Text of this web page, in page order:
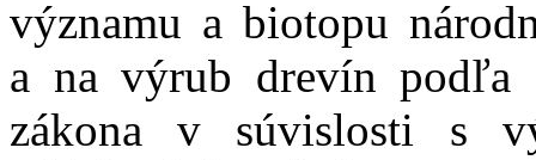
významu a biotopu
a na výrub drevín podľa
zákona v súvislosti s